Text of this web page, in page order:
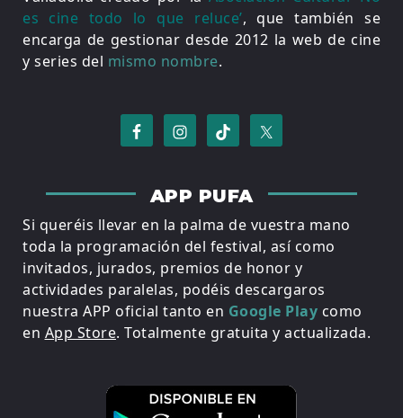
es cine todo lo que reluce’, que también se
encarga de gestionar desde 2012 la web de cine
y series del mismo nombre.
APP PUFA
Si queréis llevar en la palma de vuestra mano
toda la programación del festival, así como
invitados, jurados, premios de honor y
actividades paralelas, podéis descargaros
nuestra APP oficial tanto en Google Play como
en App Store. Totalmente gratuita y actualizada.